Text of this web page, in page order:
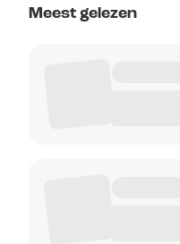
Meest gelezen